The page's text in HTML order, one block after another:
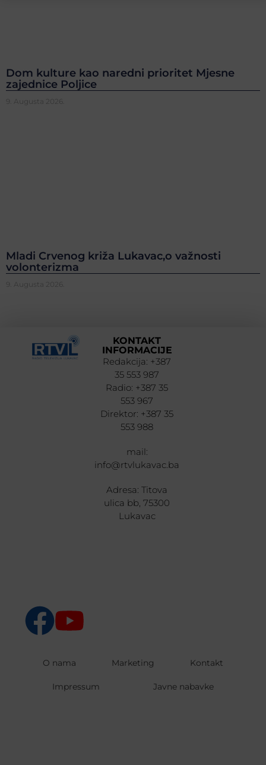
Dom kulture kao naredni prioritet Mjesne
zajednice Poljice
9. Augusta 2026.
Mladi Crvenog križa Lukavac,o važnosti
volonterizma
9. Augusta 2026.
KONTAKT
INFORMACIJE
Redakcija: +387
35 553 987
Radio: +387 35
553 967
Direktor: +387 35
553 988
mail:
info@rtvlukavac.ba
Adresa: Titova
ulica bb, 75300
Lukavac
O nama Marketing Kontakt
Impressum Javne nabavke